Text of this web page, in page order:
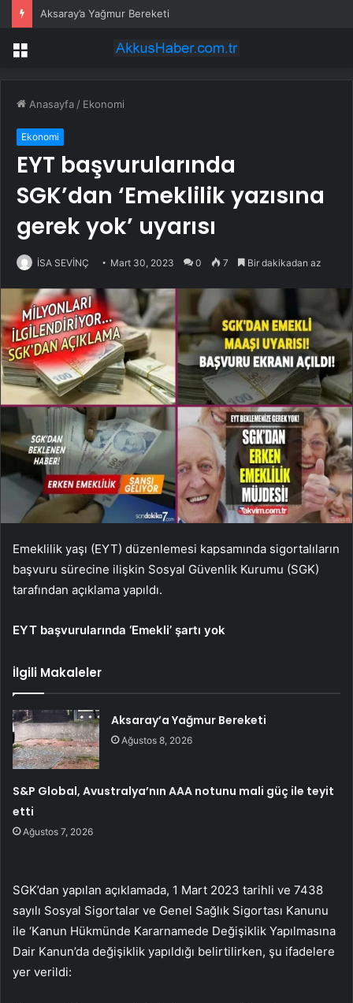
Aksaray’a Yağmur Bereketi
Menü
Anasayfa / Ekonomi
Ekonomi
EYT başvurularında
SGK’dan ‘Emeklilik yazısına
gerek yok’ uyarısı
İSA SEVİNÇ Mart 30, 2023 0 7 Bir dakikadan az
Emeklilik yaşı (EYT) düzenlemesi kapsamında sigortalıların
başvuru sürecine ilişkin Sosyal Güvenlik Kurumu (SGK)
tarafından açıklama yapıldı.
EYT başvurularında ‘Emekli’ şartı yok
İlgili Makaleler
Aksaray’a Yağmur Bereketi
Ağustos 8, 2026
S&P Global, Avustralya’nın AAA notunu mali güç ile teyit
etti
Ağustos 7, 2026
SGK’dan yapılan açıklamada, 1 Mart 2023 tarihli ve 7438
sayılı Sosyal Sigortalar ve Genel Sağlık Sigortası Kanunu
ile ‘Kanun Hükmünde Kararnamede Değişiklik Yapılmasına
Dair Kanun’da değişiklik yapıldığı belirtilirken, şu ifadelere
yer verildi: